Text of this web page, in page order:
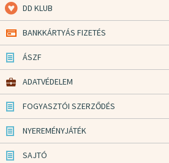
DD KLUB
BANKKÁRTYÁS FIZETÉS
ÁSZF
ADATVÉDELEM
FOGYASZTÓI SZERZŐDÉS
NYEREMÉNYJÁTÉK
SAJTÓ